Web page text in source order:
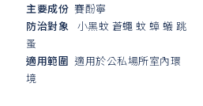
主要成份 賽酚寧
防治對象 小黑蚊 蒼蠅 蚊 蟑 蟻 跳
蚤
適用範圍 適用於公私場所室內環
境